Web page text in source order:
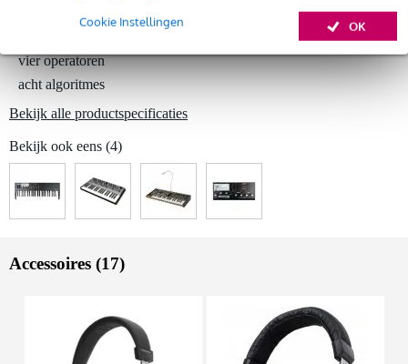
OK
Cookie Instellingen
zes polyfoon per chip (de twee chips samen bieden een polyfonie
vier operatoren
acht algoritmes
Bekijk alle productspecificaties
Bekijk ook eens (4)
Accessoires (17)